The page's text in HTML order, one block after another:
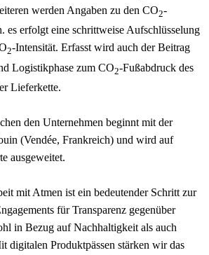
werden Angaben zu den CO2-
es erfolgt eine schrittweise Aufschlüsselung
2-Intensität. Erfasst wird auch der Beitrag
Logistikphase zum CO2-Fußabdruck des
Lieferkette.
den Unternehmen beginnt mit der
(Vendée, Frankreich) und wird auf
ausgeweitet.
mit Atmen ist ein bedeutender Schritt zur
für Transparenz gegenüber
in Bezug auf Nachhaltigkeit als auch
digitalen Produktpässen stärken wir das